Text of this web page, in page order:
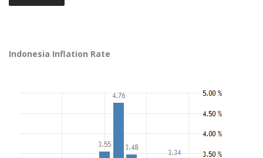
Indonesia Inflation Rate